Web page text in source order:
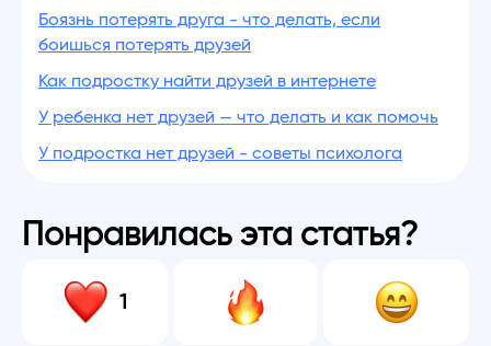
Боязнь потерять друга - что делать, если
боишься потерять друзей
Как подростку найти друзей в интернете
У ребенка нет друзей — что делать и как помочь
У подростка нет друзей - советы психолога
Понравилась эта статья?
1